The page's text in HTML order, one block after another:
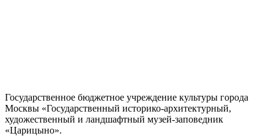
Государственное бюджетное учреждение культуры города
Москвы «Государственный историко-архитектурный,
художественный и ландшафтный музей-заповедник
«Царицыно».